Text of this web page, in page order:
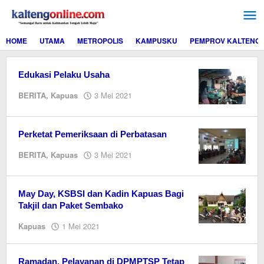
konten
HOME
UTAMA METROPOLIS KAMPUSKU PEMPROV KALTENG
Edukasi Pelaku Usaha
BERITA, Kapuas 3 Mei 2021
Perketat Pemeriksaan di Perbatasan
BERITA, Kapuas 3 Mei 2021
May Day, KSBSI dan Kadin Kapuas Bagi
Takjil dan Paket Sembako
Kapuas 1 Mei 2021
Ramadan, Pelayanan di DPMPTSP Tetap